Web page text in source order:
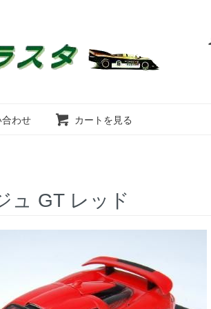
合わせ カートを見る
ュ GT レッド